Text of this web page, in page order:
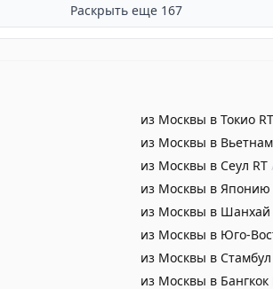
Раскрыть еще 167
из Москвы в Токио RT
из Москвы в Вьетнам
из Москвы в Сеул RT
из Москвы в Японию
из Москвы в Шанхай
из Москвы в Юго-
из Москвы в Стамбул
из Москвы в Бангкок